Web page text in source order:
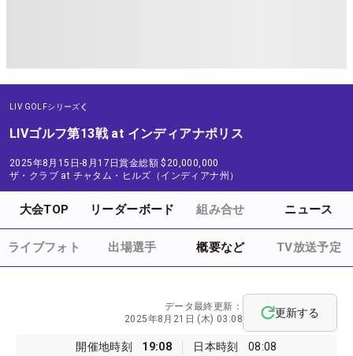
LIV GOLFシリーズ
LIVゴルフ第13戦 at インディアナポリス
2025年8月15日-8月17日賞金総額 $20,000,000
ザ・クラブ at チャタム・ヒルズ（インディアナ州）
大会TOP リーダーボード 組み合せ ニュース
ライブフォト 出場選手 概要など TV放送予定
開催地時刻 19:08 日本時刻 08:08
データ最終更新：
2025年8月21日 (木) 03:08
更新する